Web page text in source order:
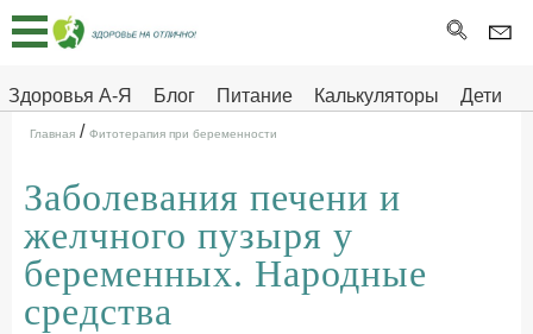
Здоровья А-Я Блог Питание Калькуляторы
Дети
Здоровье на отлично
Главная
Тесты
Про
ДЕТЯМ
Главная / Фитотерапия при беременности
Заболевания печени и
желчного пузыря у
беременных. Народные
средства